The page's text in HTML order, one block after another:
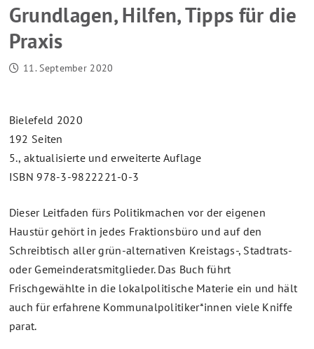
Grundlagen, Hilfen, Tipps für die
Praxis
11. September 2020
Bielefeld 2020
192 Seiten
5., aktualisierte und erweiterte Auflage
ISBN 978-3-9822221-0-3
Dieser Leitfaden fürs Politikmachen vor der eigenen
Haustür gehört in jedes Fraktionsbüro und auf den
Schreibtisch aller grün-alternativen Kreistags-, Stadtrats-
oder Gemeinderatsmitglieder. Das Buch führt
Frischgewählte in die lokalpolitische Materie ein und hält
auch für erfahrene Kommunalpolitiker*innen viele Kniffe
parat.